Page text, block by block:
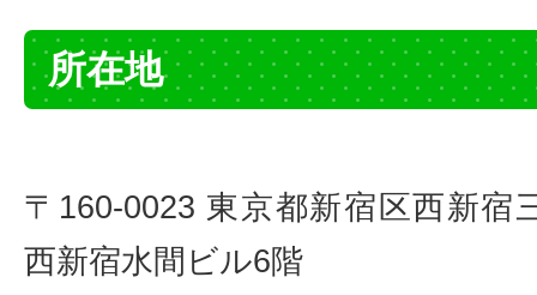
所在地
〒160-0023 東京都新宿区西新宿
西新宿水間ビル6階